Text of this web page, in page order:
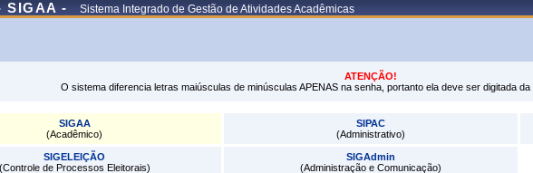
SIGAA - Sistema Integrado de Gestão de Atividades Acadêmicas
ATENÇÃO!
O sistema diferencia letras maiúsculas de minúsculas APENAS na senha, portanto ela deve ser digitada
SIGAA
(Acadêmico)
SIPAC
(Administrativo)
SIGELEIÇÃO
(Controle de Processos Eleitorais)
SIGAdmin
(Administração e Comunicação)